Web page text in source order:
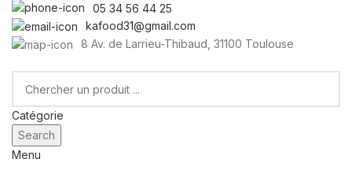
05 34 56 44 25
kafood31@gmail.com
8 Av. de Larrieu-Thibaud, 31100 Toulouse
Catégorie
Search
Menu